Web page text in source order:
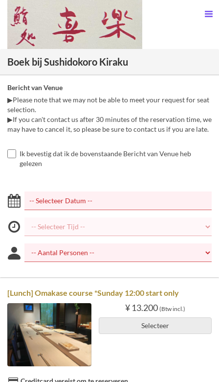
Boek bij Sushidokoro Kiraku
Bericht van Venue
▶Please note that we may not be able to meet your request for seat
selection.
▶If you can't contact us after 30 minutes of the reservation time, we
may have to cancel it, so please be sure to contact us if you are late.
Ik bevestig dat ik de bovenstaande Bericht van Venue heb
gelezen
[Lunch] Omakase course *Sunday 12:00 start only
¥ 13.200 (Btw incl.)
Selecteer